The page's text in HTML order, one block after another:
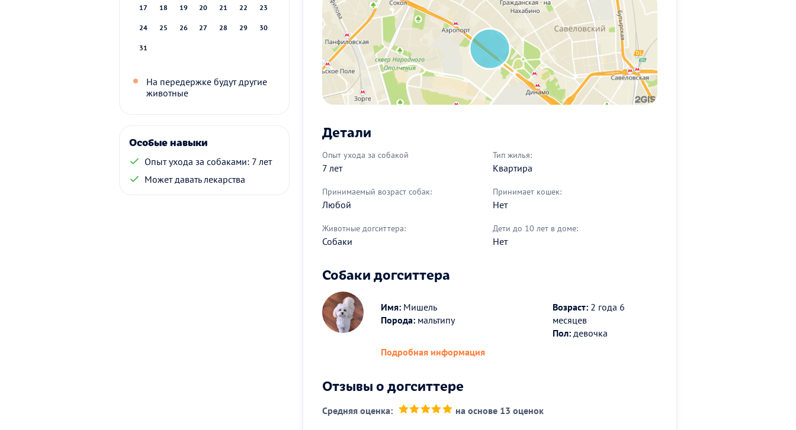
17 18 19 20 21 22 23
24 25 26 27 28 29 30
31
На передержке будут другие
животные
Особые навыки
Опыт ухода за собаками: 7 лет
Может давать лекарства
Детали
Опыт ухода за собакой
7 лет
Тип жилья:
Квартира
Принимаемый возраст собак:
Любой
Принимает кошек:
Нет
Животные догситтера:
Собаки
Дети до 10 лет в доме:
Нет
Собаки догситтера
Имя: Мишель
Порода: мальтипу
Возраст: 2 года 6
месяцев
Пол: девочка
Подробная информация
Отзывы о догситтере
Средняя оценка: на основе 13 оценок